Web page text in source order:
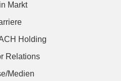
Markt
Holding
Relations
Medien